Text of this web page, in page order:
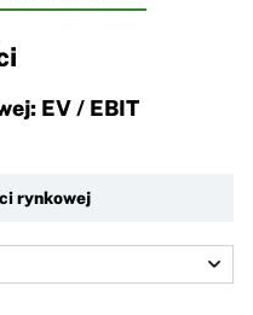
EV / EBIT
rynkowej